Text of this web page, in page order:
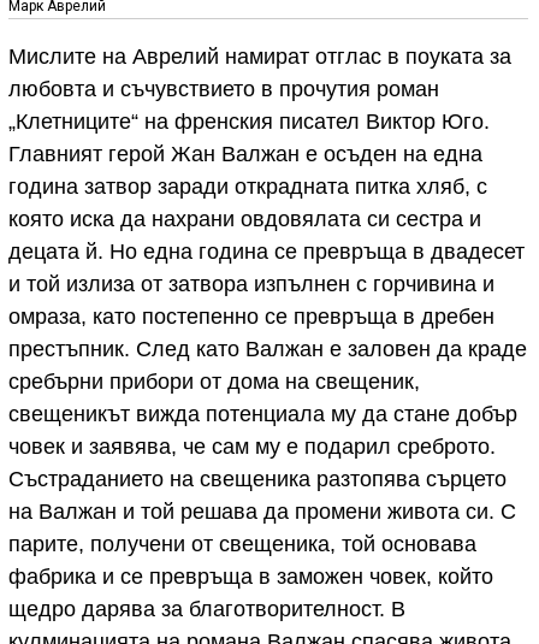
Марк Аврелий
Мислите на Аврелий намират отглас в поуката за
любовта и съчувствието в прочутия роман
„Клетниците“ на френския писател Виктор Юго.
Главният герой Жан Валжан е осъден на една
година затвор заради открадната питка хляб, с
която иска да нахрани овдовялата си сестра и
децата й. Но една година се превръща в двадесет
и той излиза от затвора изпълнен с горчивина и
омраза, като постепенно се превръща в дребен
престъпник. След като Валжан е заловен да краде
сребърни прибори от дома на свещеник,
свещеникът вижда потенциала му да стане добър
човек и заявява, че сам му е подарил среброто.
Състраданието на свещеника разтопява сърцето
на Валжан и той решава да промени живота си. С
парите, получени от свещеника, той основава
фабрика и се превръща в заможен човек, който
щедро дарява за благотворителност. В